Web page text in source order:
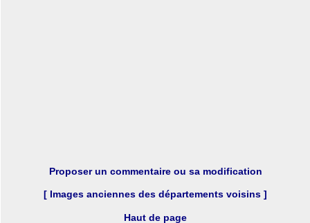
Proposer un commentaire ou sa modification
[ Images anciennes des départements voisins ]
Haut de page